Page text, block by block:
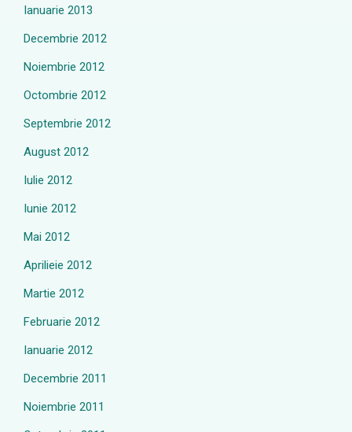
Ianuarie 2013
Decembrie 2012
Noiembrie 2012
Octombrie 2012
Septembrie 2012
August 2012
Iulie 2012
Iunie 2012
Mai 2012
Aprilieie 2012
Martie 2012
Februarie 2012
Ianuarie 2012
Decembrie 2011
Noiembrie 2011